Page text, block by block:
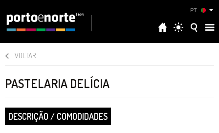
PT
VOLTAR
PASTELARIA DELÍCIA
DESCRIÇÃO / COMODIDADES